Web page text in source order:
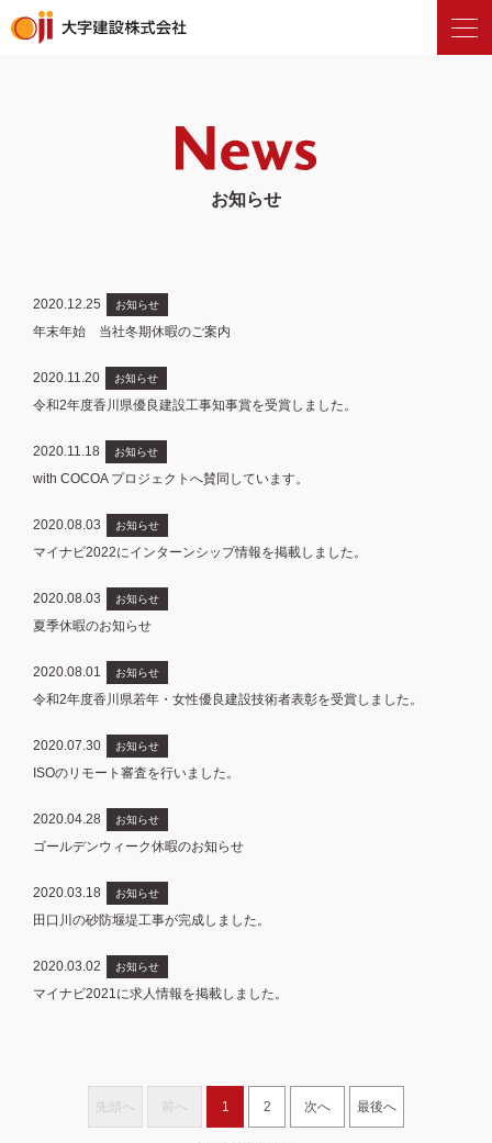
お知らせ
2020.12.25 お知らせ
年末年始 当社冬期休暇のご案内
2020.11.20 お知らせ
令和2年度香川県優良建設工事知事賞を受賞しました。
2020.11.18 お知らせ
with COCOA プロジェクトへ賛同しています。
2020.08.03 お知らせ
マイナビ2022にインターンシップ情報を掲載しました。
2020.08.03 お知らせ
夏季休暇のお知らせ
2020.08.01 お知らせ
令和2年度香川県若年・女性優良建設技術者表彰を受賞しました。
2020.07.30 お知らせ
ISOのリモート審査を行いました。
2020.04.28 お知らせ
ゴールデンウィーク休暇のお知らせ
2020.03.18 お知らせ
田口川の砂防堰堤工事が完成しました。
2020.03.02 お知らせ
マイナビ2021に求人情報を掲載しました。
先頭へ 前へ 1 2 次へ 最後へ